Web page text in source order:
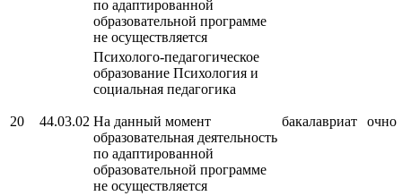
по адаптированной
образовательной программе
не осуществляется
20 44.03.02
Психолого-педагогическое
образование Психология и
социальная педагогика
На данный момент
образовательная деятельность
по адаптированной
образовательной программе
не осуществляется
бакалавриат очно